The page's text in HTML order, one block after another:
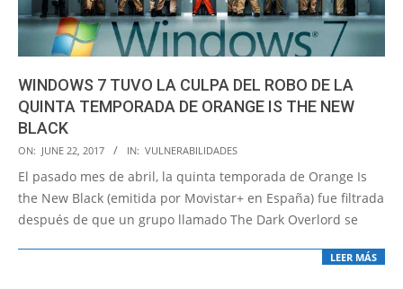
WINDOWS 7 TUVO LA CULPA DEL ROBO DE LA
QUINTA TEMPORADA DE ORANGE IS THE NEW
BLACK
2017-
06-
22
ON: JUNE 22, 2017 IN: VULNERABILIDADES
El pasado mes de abril, la quinta temporada de Orange Is
the New Black (emitida por Movistar+ en España) fue filtrada
después de que un grupo llamado The Dark Overlord se
LEER MÁS